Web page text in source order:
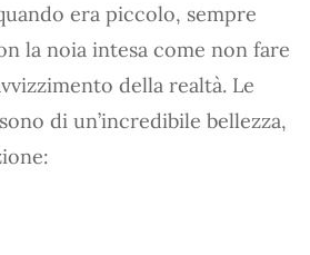
era piccolo, sempre
la noia intesa come non fare
della realtà. Le
di un’incredibile bellezza,